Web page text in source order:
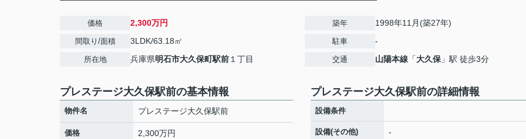
価格 2,300万円
間取り/面積 3LDK/63.18㎡
所在地 兵庫県明石市大久保町駅前 １丁目
築年 1998年11月(築27年)
駐車 -
交通 山陽本線 「大久保 」駅 徒歩3分
プレステージ大久保駅前の基本情報
物件名 プレステージ大久保駅前
価格 2,300万円
プレステージ大久保駅前の詳細情報
設備条件
設備(その他) -